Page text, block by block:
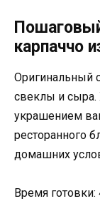
карпаччо
Оригинальный
свеклы и сыра.
украшением
ресторанного
домашних
Время готовки: